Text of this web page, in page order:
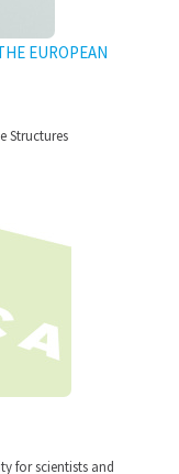
EUROPEAN
Structures
for scientists and